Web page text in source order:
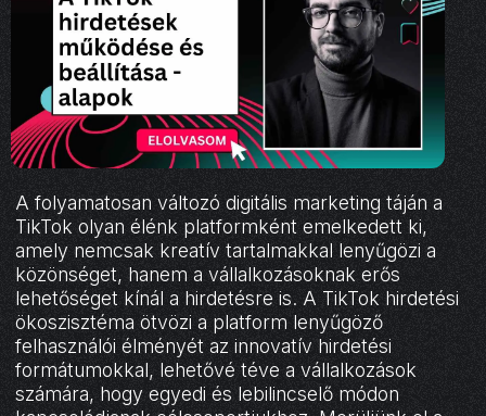
A folyamatosan változó digitális marketing táján a
TikTok olyan élénk platformként emelkedett ki,
amely nemcsak kreatív tartalmakkal lenyűgözi a
közönséget, hanem a vállalkozásoknak erős
lehetőséget kínál a hirdetésre is. A TikTok hirdetési
ökoszisztéma ötvözi a platform lenyűgöző
felhasználói élményét az innovatív hirdetési
formátumokkal, lehetővé téve a vállalkozások
számára, hogy egyedi és lebilincselő módon